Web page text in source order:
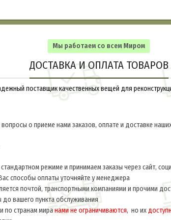
Мы работаем со всем Миром
ДОСТАВКА И ОПЛАТА ТОВАРОВ
поставщик качественных вещей для
о приеме нами заказов, оплате и доставке
режиме и принимаем заказы через сайт,
способы оплаты уточняйте у менеджера
почтой, транспортными компаниями и прочими
вашего пункта обслуживания
по странам миранами не ограничиваются, но их
ГЛАВНАЯ